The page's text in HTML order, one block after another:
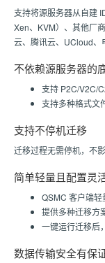
支持将源服务器从自建
Xen、KVM）、其他厂
云、腾讯云、UCloud、
不依赖源服务器的
支持 P2C/V2C/
支持多种格式文
支持不停机迁移
迁移过程无需停机，不
简单轻量且配置灵
QSMC 客户端轻
提供多种迁移方
一键运行迁移后
数据传输安全有保